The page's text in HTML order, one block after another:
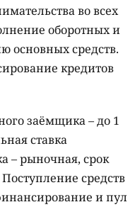
во всех
оборотных и
основных средств.
кредитов
заёмщика – до 1
ставка
– рыночная, срок
средств
и пул